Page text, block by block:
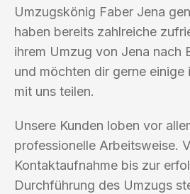
Umzugskönig Faber Jena
haben bereits zahlreiche
ihrem Umzug von Jena nach
und möchten dir gerne einige
mit uns teilen.
Unsere Kunden loben vor
professionelle Arbeitsweise.
Kontaktaufnahme bis zur
Durchführung des Umzugs